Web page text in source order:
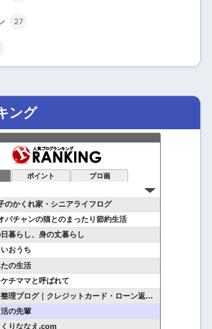
27
ング
ポイント ブロ画
のかくれ家・シニアライフログ
バチャンの猫とのまったり節約生活
暮らし、身の丈暮らし
おうち
たの生活
チママと呼ばれて
理ブログ｜クレジットカード・ローン返済で悩んでいる方へ
の先輩
りななえ.com